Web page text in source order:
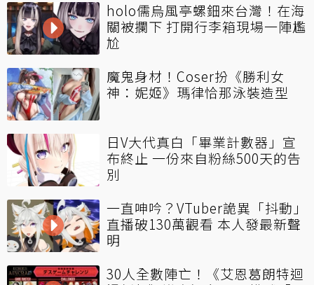
holo儒烏風亭螺鈿來台灣！在海
關被攔下 打開行李箱現場一陣尷
尬
魔鬼身材！Coser扮《勝利女
神：妮姬》瑪律恰那泳裝造型
日V大代真白「畢業計數器」宣
布終止 一份來自粉絲500天的告
別
一直呻吟？VTuber詭異「抖動」
直播破130萬觀看 本人發最新聲
明
30人全數陣亡！《艾恩葛朗特迴